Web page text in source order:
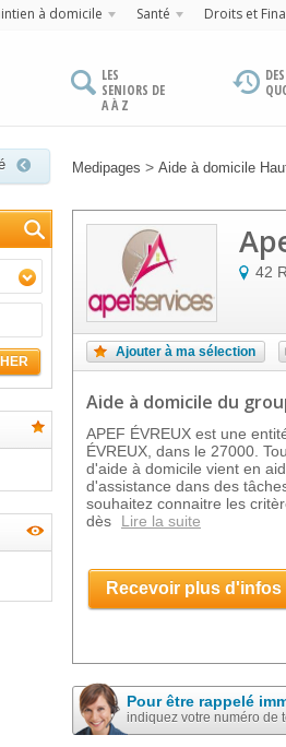
à domicile Santé Droits et
LES
SENIORS DE
A À Z
Medipages > Aide à domicile
42
Ajouter à ma sélection
Aide à domicile du
APEF ÉVREUX est une
ÉVREUX, dans le 27000.
d'aide à domicile vient en
d'assistance dans des
souhaitez connaitre les
dès
Lire la suite
Recevoir plus d'infos
Pour être rappelé
indiquez votre numéro de